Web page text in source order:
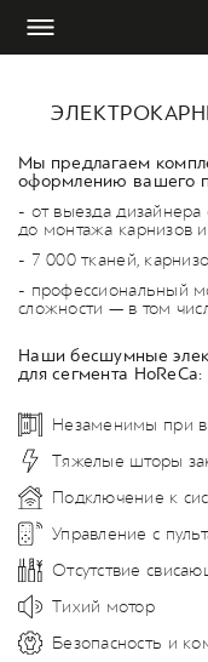
Мы предлагаем
оформлению вашего
- от выезда дизайнера
до монтажа карнизов
- 7 000 тканей,
- профессиональный
сложности — в том
Наши бесшумные
для сегмента HoReCa:
Незаменимы при
Тяжелые шторы
Подключение к
Управление с
Отсутствие
Тихий мотор
Безопасность и